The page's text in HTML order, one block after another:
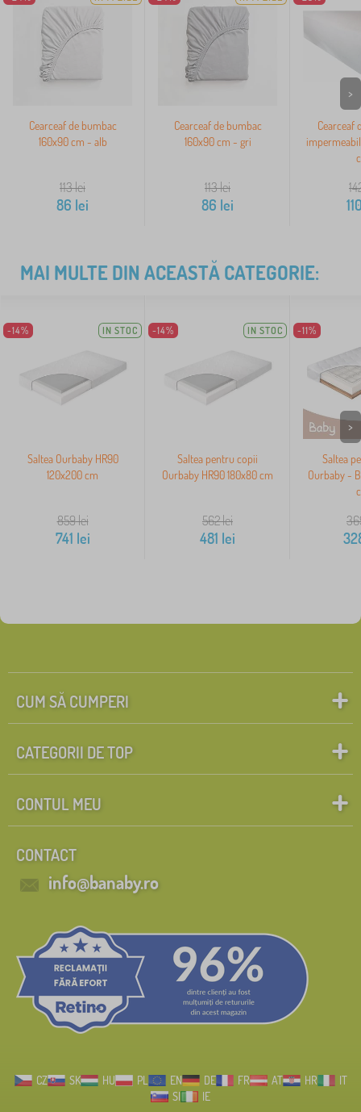
Cearceaf de bumbac
160x90 cm - alb
113lei
86 lei
Cearceaf de bumbac
160x90 cm - gri
113lei
86 lei
Cearceaf
>
MAI MULTE DIN ACEASTĂ CATEGORIE:
-14% IN STOC
Saltea Ourbaby HR90
120x200 cm
859lei
741 lei
-14% IN STOC
Saltea pentru copii
Ourbaby HR90 180x80 cm
562lei
481 lei
-11%
Saltea
Ourbaby -
>
CUM SĂ CUMPERI
CATEGORII DE TOP
CONTUL MEU
CONTACT
info@banaby.ro
CZ SK HU PL EN DE FR AT HR
IT
SI
IE